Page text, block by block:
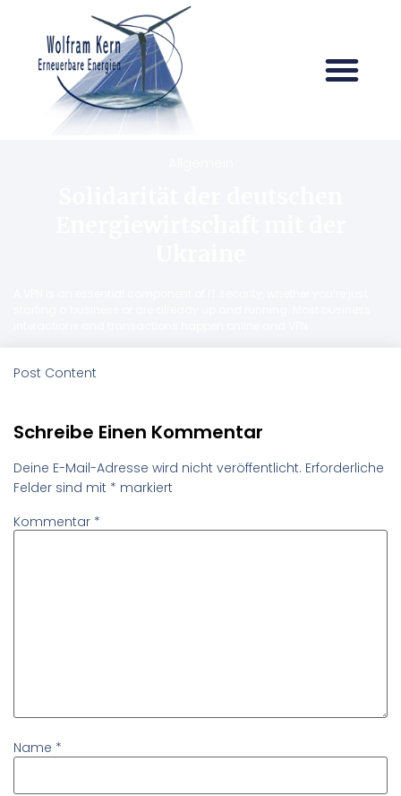
Post Content
Schreibe Einen Kommentar
Deine E-Mail-Adresse wird nicht veröffentlicht. Erforderliche
Felder sind mit * markiert
Kommentar *
Name *